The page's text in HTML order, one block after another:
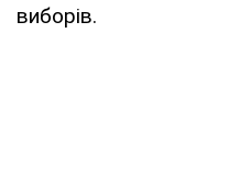
виборів.